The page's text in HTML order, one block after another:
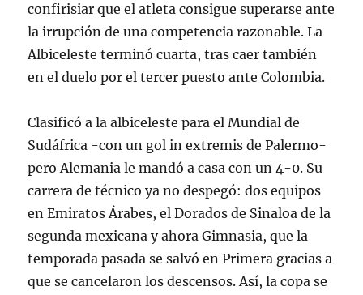
confirisiar que el atleta consigue superarse ante
la irrupción de una competencia razonable. La
Albiceleste terminó cuarta, tras caer también
en el duelo por el tercer puesto ante Colombia.
Clasificó a la albiceleste para el Mundial de
Sudáfrica -con un gol in extremis de Palermo-
pero Alemania le mandó a casa con un 4-0. Su
carrera de técnico ya no despegó: dos equipos
en Emiratos Árabes, el Dorados de Sinaloa de la
segunda mexicana y ahora Gimnasia, que la
temporada pasada se salvó en Primera gracias a
que se cancelaron los descensos. Así, la copa se